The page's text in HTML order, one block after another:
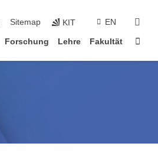
Sitemap KIT EN
Forschung Lehre Fakultät